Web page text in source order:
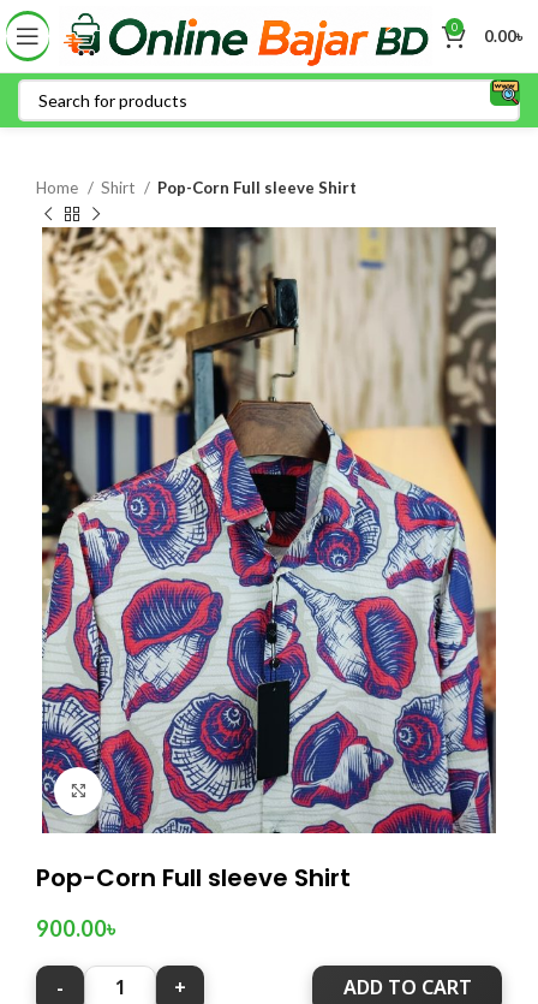
0 0.00৳
Home Shirt Pop-Corn Full sleeve Shirt
Click to enlarge
Pop-Corn Full sleeve Shirt
900.00৳
ADD TO CART